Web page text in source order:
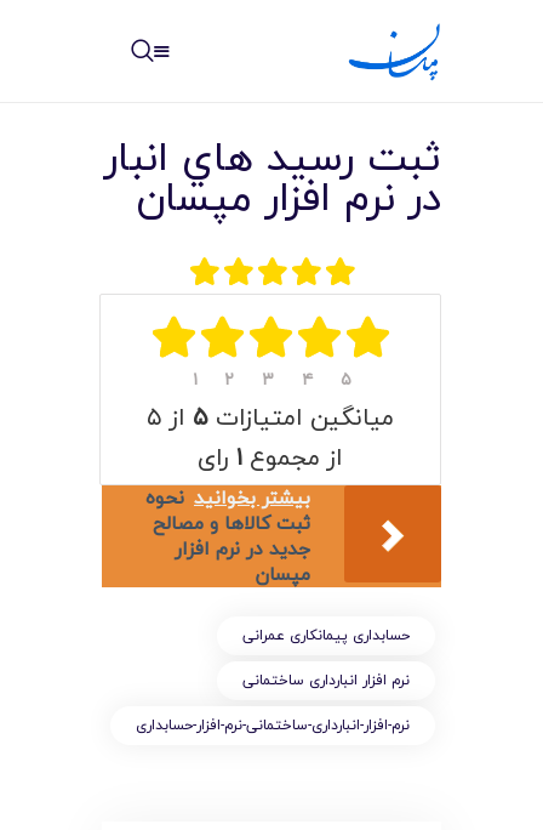
خانه
نوشته ها
مرکز آموزش
امکانات
سیستم ها
لیست قیمت محصولات
ثبت رسيد هاي انبار
در نرم افزار مپسان
۱ ۲ ۳ ۴ ۵
میانگین امتیازات ۵ از ۵
از مجموع ۱ رای
بیشتر بخوانید نحوه
ثبت کالاها و مصالح
جدید در نرم افزار
مپسان
حسابداری پیمانکاری عمرانی
نرم افزار انبارداری ساختمانی
نرم-افزار-انبارداری-ساختمانی-نرم-افزار-حسابداری